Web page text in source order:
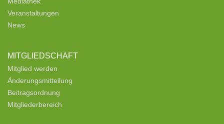
Veranstaltungen
News
MITGLIEDSCHAFT
Mitglied werden
Änderungsmitteilung
Beitragsordnung
Mitgliederbereich